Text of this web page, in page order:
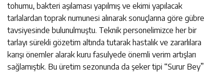
tohumu, bakteri aşılaması yapılmış ve ekimi yapılacak
tarlalardan toprak numunesi alınarak sonuçlarına göre gübre
tavsiyesinde bulunulmuştu. Teknik personelimizce her bir
tarlayı sürekli gözetim altında tutarak hastalık ve zararlılara
karışı önemler alarak kuru fasulyede önemli verim artışları
sağlamıştık. Bu üretim sezonunda da şeker tipi “Surur Bey”